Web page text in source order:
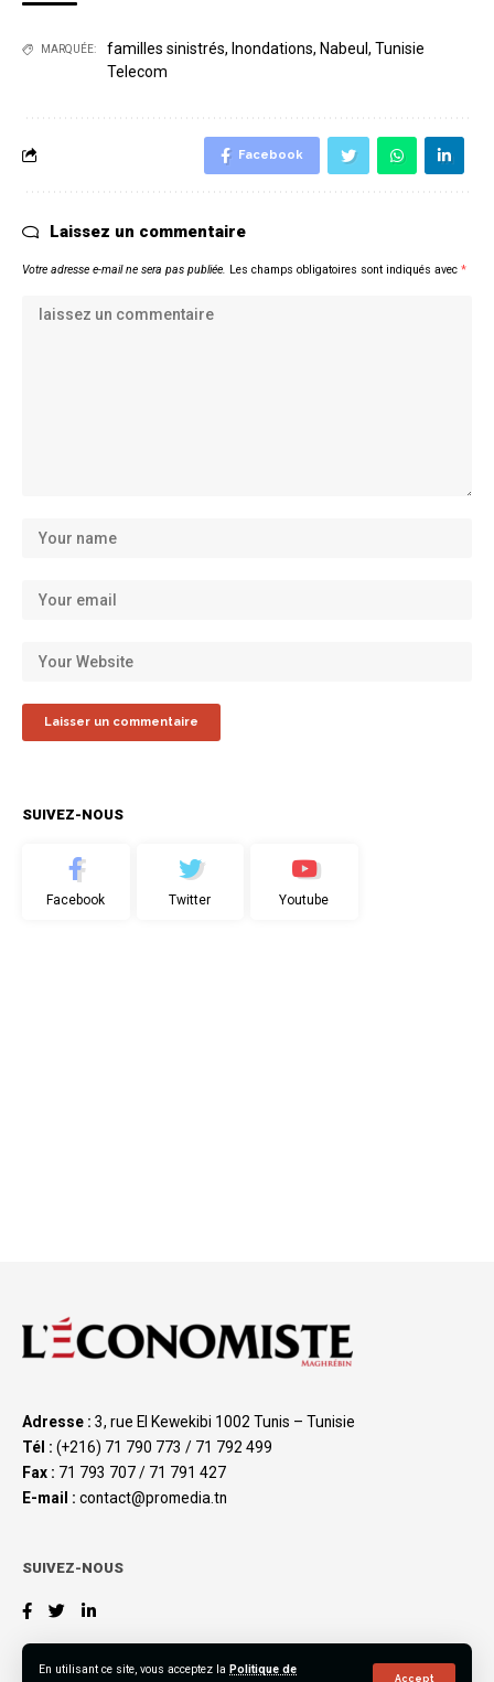
En utilisant ce site, vous acceptez la Politique de
Accept
MARQUÉE: familles sinistrés, Inondations, Nabeul , Tunisie
Telecom
Facebook
Laissez un commentaire
Votre adresse e-mail ne sera pas publiée. Les champs obligatoires sont indiqués avec *
SUIVEZ-NOUS
Facebook Twitter Youtube
Adresse : 3, rue El Kewekibi 1002 Tunis – Tunisie
Tél : (+216) 71 790 773 / 71 792 499
Fax : 71 793 707 / 71 791 427
E-mail : contact@promedia.tn
SUIVEZ-NOUS